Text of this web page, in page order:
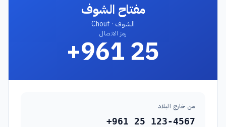
مفتاح الشوف
الشوف · Chouf
رمز الاتصال
+961 25
من خارج البلاد
+961 25 123-4567